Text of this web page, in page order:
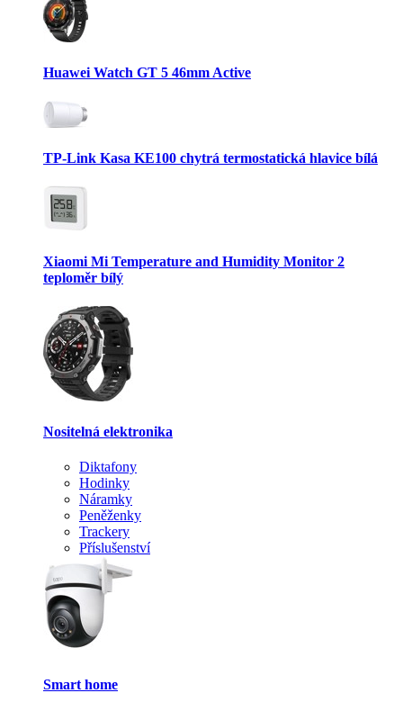
Huawei Watch GT 5 46mm Active
TP-Link Kasa KE100 chytrá termostatická hlavice bílá
Xiaomi Mi Temperature and Humidity Monitor 2
teploměr bílý
Nositelná elektronika
Diktafony
Hodinky
Náramky
Peněženky
Trackery
Příslušenství
Smart home